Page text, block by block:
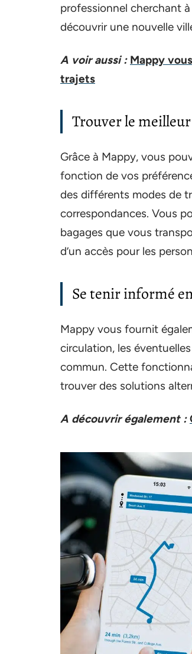
professionnel cherchant
découvrir une nouvelle
A voir aussi : Mappy
trajets
Trouver le
Grâce à Mappy, vous
fonction de vos
des différents modes de
correspondances. Vous
bagages que vous
d’un accès pour les
Se tenir informé
Mappy vous fournit
circulation, les
commun. Cette
trouver des solutions
A découvrir également :